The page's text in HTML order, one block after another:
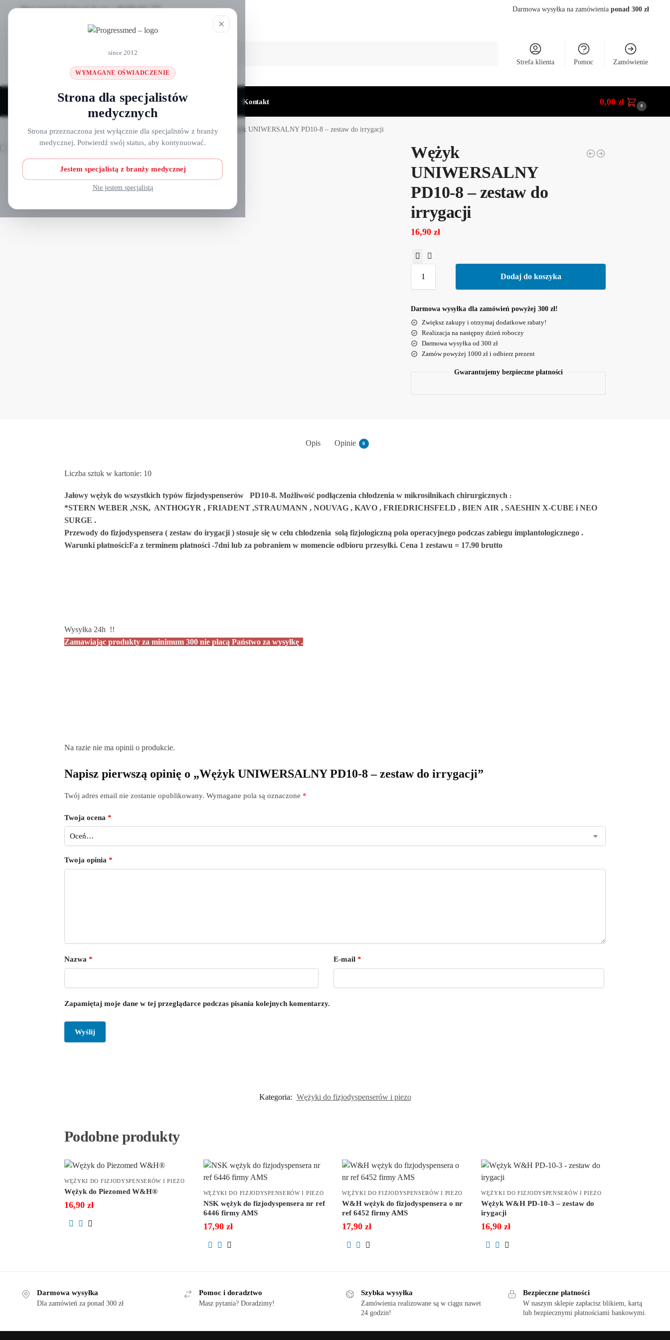
since 2012
WYMAGANE OŚWIADCZENIE
Strona dla specjalistów
medycznych
Strona przeznaczona jest wyłącznie dla specjalistów z branży
medycznej. Potwierdź swój status, aby kontynuować.
Jestem specjalistą z branży medycznej
Nie jestem specjalistą
Masz pytania? Zadzwoń do nas: +48 690 911 777 Darmowa wysyłka na zamówieniaponad 300 zł
Strefa klienta Pomoc Zamówienie
Strona główna O nas Nowości Kursy i wydarzenia Kontakt 0,00 zł 0
Strona główna Wężyki do fizjodyspenserów i piezo Wężyk UNIWERSALNY PD10-8 – zestaw do irrygacji
Wężyk
UNIWERSALNY
PD10-8 – zestaw do
irrygacji
16,90zł
Dodaj do koszyka
Darmowa wysyłka dla zamówień powyżej 300 zł!
Zwiększ zakupy i otrzymaj dodatkowe rabaty!
Realizacja na następny dzień roboczy
Darmowa wysyłka od 300 zł
Zamów powyżej 1000 zł i odbierz prezent
Gwarantujemy bezpieczne płatności
Opis Opinie 0
Liczba sztuk w kartonie: 10
Jałowy wężyk do wszystkich typów fizjodyspenserów PD10-8. Możliwość podłączenia chłodzenia w mikrosilnikach chirurgicznych :
*STERN WEBER ,NSK, ANTHOGYR , FRIADENT ,STRAUMANN , NOUVAG , KAVO , FRIEDRICHSFELD , BIEN AIR , SAESHIN X-CUBE i NEO
SURGE .
Przewody do fizjodyspensera ( zestaw do irygacji ) stosuje się w celu chłodzenia solą fizjologiczną pola operacyjnego podczas zabiegu implantologicznego .
Warunki płatności:Fa z terminem płatności -7dni lub za pobraniem w momencie odbioru przesyłki. Cena 1 zestawu = 17.90 brutto
Wysyłka 24h !!
Zamawiając produkty za minimum 300 nie płacą Państwo za wysyłkę .
Na razie nie ma opinii o produkcie.
Napisz pierwszą opinię o „Wężyk UNIWERSALNY PD10-8 – zestaw do irrygacji”
Twój adres email nie zostanie opublikowany. Wymagane pola są oznaczone *
Twoja ocena *
Twoja opinia *
Nazwa * E-mail *
Zapamiętaj moje dane w tej przeglądarce podczas pisania kolejnych komentarzy.
Kategoria: Wężyki do fizjodyspenserów i piezo
Podobne produkty
WĘŻYKI DO FIZJODYSPENSERÓW I PIEZO
Wężyk do Piezomed W&H®
16,90 zł
WĘŻYKI DO FIZJODYSPENSERÓW I PIEZO
NSK wężyk do fizjodyspensera nr ref
6446 firmy AMS
17,90 zł
WĘŻYKI DO FIZJODYSPENSERÓW I PIEZO
W&H wężyk do fizjodyspensera o nr
ref 6452 firmy AMS
17,90zł
WĘŻYKI DO FIZJODYSPENSERÓW I PIEZO
Wężyk W&H PD-10-3 – zestaw do
irygacji
16,90zł
Darmowa wysyłka
Dla zamówień za ponad 300 zł
Pomoc i doradztwo
Masz pytania? Doradzimy!
Szybka wysyłka
Zamówienia realizowane są w ciągu nawet
24 godzin!
Bezpieczne płatności
W naszym sklepie zapłacisz blikiem, kartą
lub bezpiecznymi płatnościami bankowymi.